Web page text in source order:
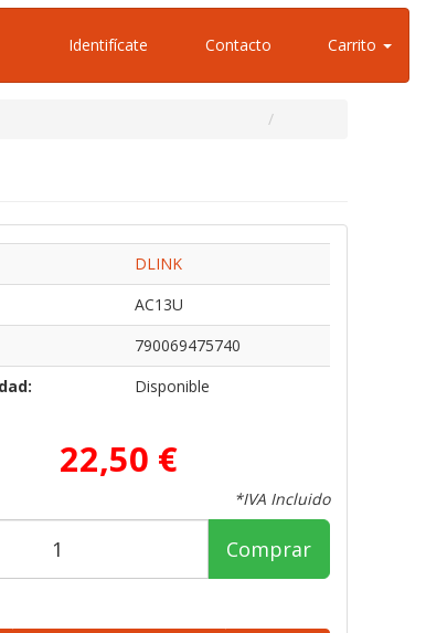
Identifícate Contacto Carrito
DLINK
AC13U
790069475740
Disponible
22,50 €
*IVA Incluido
Comprar